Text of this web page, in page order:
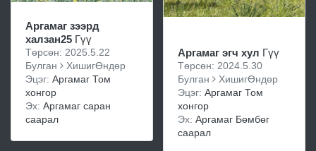
Аргамаг зээрд
халзан25 Гүү
Төрсөн: 2025.5.22
Булган
ХишигӨндөр
Эцэг: Аргамаг Том
хонгор
Эх: Аргамаг саран
саарал
Аргамаг эгч хул Гүү
Төрсөн: 2024.5.30
Булган
ХишигӨндөр
Эцэг: Аргамаг Том
хонгор
Эх: Аргамаг Бөмбөг
саарал